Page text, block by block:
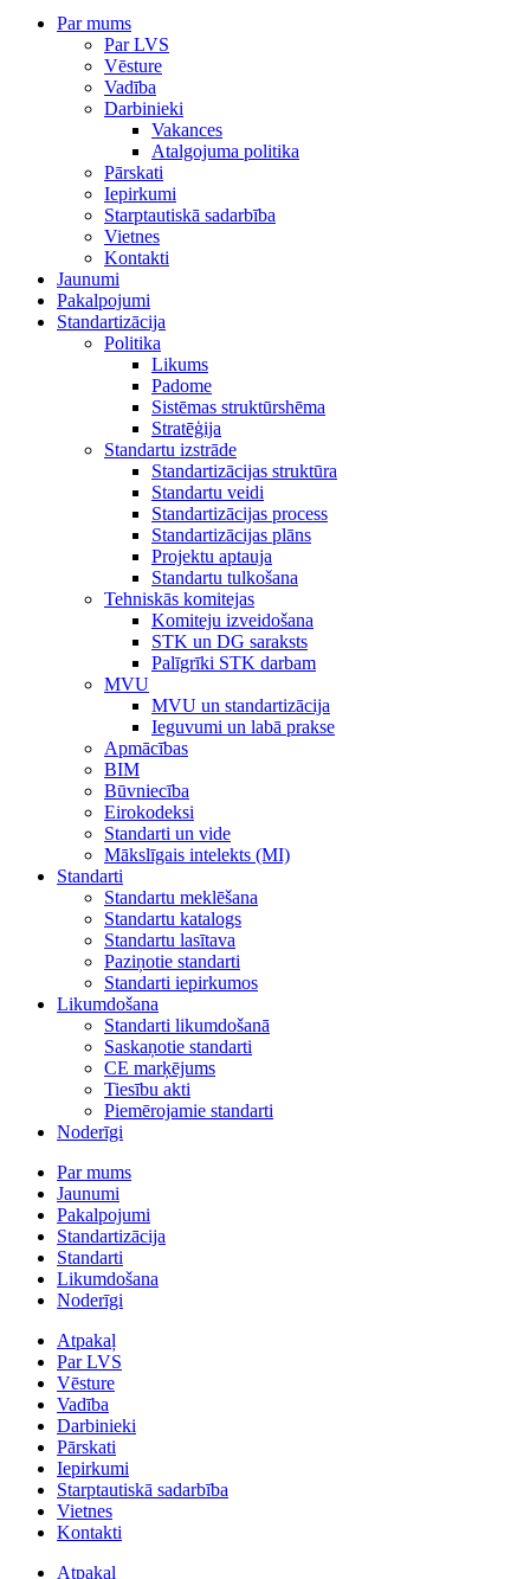
Par mums
Par LVS
Vēsture
Vadība
Darbinieki
Vakances
Atalgojuma politika
Pārskati
Iepirkumi
Starptautiskā sadarbība
Vietnes
Kontakti
Jaunumi
Pakalpojumi
Standartizācija
Politika
Likums
Padome
Sistēmas struktūrshēma
Stratēģija
Standartu izstrāde
Standartizācijas struktūra
Standartu veidi
Standartizācijas process
Standartizācijas plāns
Projektu aptauja
Standartu tulkošana
Tehniskās komitejas
Komiteju izveidošana
STK un DG saraksts
Palīgrīki STK darbam
MVU
MVU un standartizācija
Ieguvumi un labā prakse
Apmācības
BIM
Būvniecība
Eirokodeksi
Standarti un vide
Mākslīgais intelekts (MI)
Standarti
Standartu meklēšana
Standartu katalogs
Standartu lasītava
Paziņotie standarti
Standarti iepirkumos
Likumdošana
Standarti likumdošanā
Saskaņotie standarti
CE marķējums
Tiesību akti
Piemērojamie standarti
Noderīgi
Par mums
Jaunumi
Pakalpojumi
Standartizācija
Standarti
Likumdošana
Noderīgi
Atpakaļ
Par LVS
Vēsture
Vadība
Darbinieki
Pārskati
Iepirkumi
Starptautiskā sadarbība
Vietnes
Kontakti
Atpakaļ